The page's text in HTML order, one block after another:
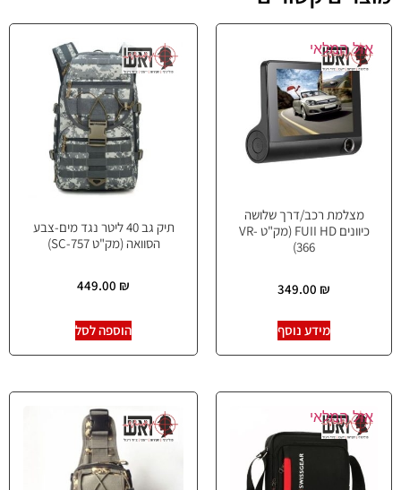
אזל המלאי
מצלמת רכב/דרך שלושה
כיוונים FUII HD (מק"ט VR-
366)
349.00 ₪
מידע נוסף
תיק גב 40 ליטר נגד מים-צבע
הסוואה (מק"ט SC-757)
449.00 ₪
הוספה לסל
אזל המלאי